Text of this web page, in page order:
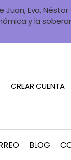
Eva, Néstor
y la
CREAR CUENTA
BLOG